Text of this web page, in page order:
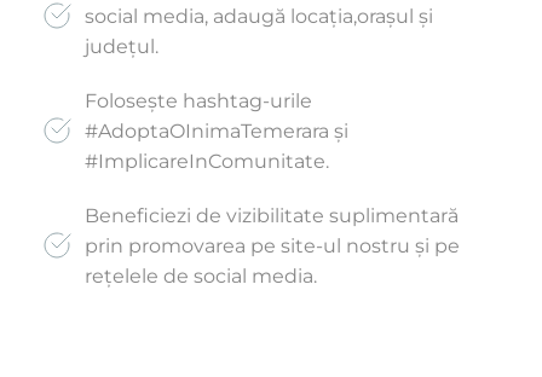
social media, adaugă locația,orașul și
județul.
Folosește hashtag-urile
#AdoptaOInimaTemerara și
#ImplicareInComunitate.
Beneficiezi de vizibilitate suplimentară
prin promovarea pe site-ul nostru și pe
rețelele de social media.